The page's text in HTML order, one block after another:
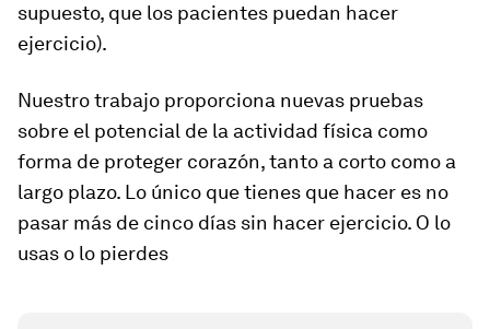
supuesto, que los pacientes puedan hacer
ejercicio).
Nuestro trabajo proporciona nuevas pruebas
sobre el potencial de la actividad física como
forma de proteger corazón, tanto a corto como a
largo plazo. Lo único que tienes que hacer es no
pasar más de cinco días sin hacer ejercicio. O lo
usas o lo pierdes